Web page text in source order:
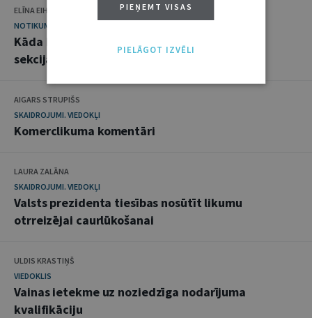
ELĪNA EIHMANE
NOTIKUMS
Kāda bija Latvijas Juristu biedrības Studentu
sekcijas pirmā konference
AIGARS STRUPIŠS
SKAIDROJUMI. VIEDOKĻI
Komerclikuma komentāri
LAURA ZALĀNA
SKAIDROJUMI. VIEDOKĻI
Valsts prezidenta tiesības nosūtīt likumu
otrreizējai caurlūkošanai
ULDIS KRASTIŅŠ
VIEDOKLIS
Vainas ietekme uz noziedzīga nodarījuma
kvalifikāciju
PIEŅEMT VISAS
PIELĀGOT IZVĒLI